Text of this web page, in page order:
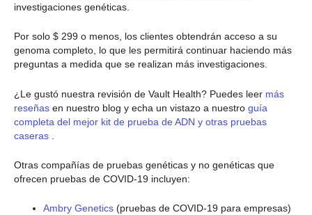
investigaciones genéticas.
Por solo $ 299 o menos, los clientes obtendrán acceso a su
genoma completo, lo que les permitirá continuar haciendo más
preguntas a medida que se realizan más investigaciones.
¿Le gustó nuestra revisión de Vault Health? Puedes leer más
reseñas en nuestro blog y echa un vistazo a nuestro guía
completa del mejor kit de prueba de ADN y otras pruebas
caseras
Otras compañías de pruebas genéticas y no genéticas que
ofrecen pruebas de COVID-19 incluyen:
Ambry Genetics (pruebas de COVID-19 para empresas)